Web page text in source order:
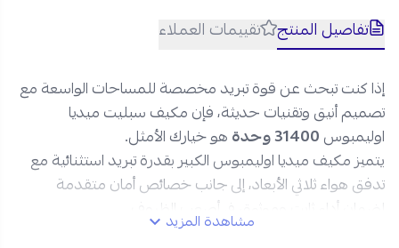
تفاصيل المنتج تقييمات العملاء
إذا كنت تبحث عن قوة تبريد مخصصة للمساحات الواسعة مع
تصميم أنيق وتقنيات حديثة، فإن مكيف سبليت ميديا
اوليمبوس
هو خيارك الأمثل.
يتميز مكيف ميديا اوليمبوس الكبير بقدرة تبريد استثنائية مع
تدفق هواء ثلاثي الأبعاد، إلى جانب خصائص أمان متقدمة
لضمان أداء ثابت وموثوق في أصعب الظروف.
اطلبه عبر نجم الأجهزة، وتمتع ببيئة منعشة وصحية مع
مشاهدة المزيد